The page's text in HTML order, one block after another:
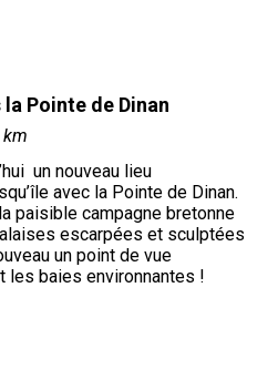
la Pointe de Dinan
km
un nouveau lieu
avec la Pointe de Dinan.
paisible campagne bretonne
escarpées et sculptées
un point de vue
les baies environnantes !